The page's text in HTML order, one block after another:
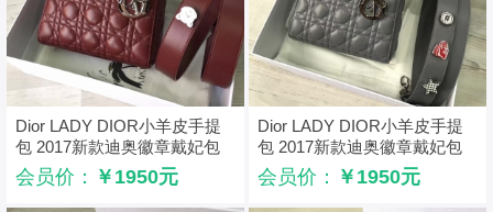
Dior LADY DIOR小羊皮手提
包 2017新款迪奥徽章戴妃包
枣红色
会员价： ￥1950元
Dior LADY DIOR小羊皮手提
包 2017新款迪奥徽章戴妃包
灰色
会员价： ￥1950元